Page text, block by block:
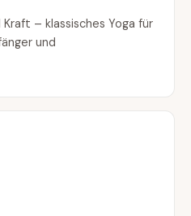
Kraft – klassisches Yoga für
und